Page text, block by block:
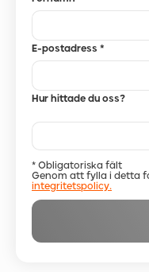
E-postadress *
Hur hittade du oss?
* Obligatoriska fält
Genom att fylla i detta
integritetspolicy.